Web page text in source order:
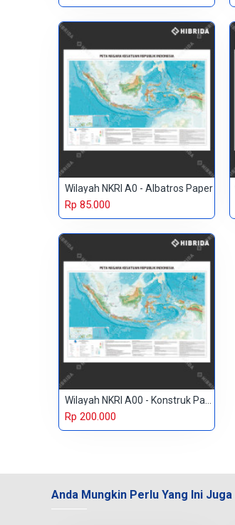
Wilayah NKRI A0 - Albatros Paper
Rp 85.000
Rp 200.000
Anda Mungkin Perlu Yang Ini Juga